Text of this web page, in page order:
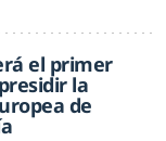
el primer
la
de